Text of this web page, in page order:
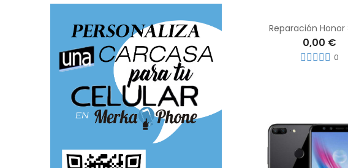
Reparación Honor
0,00 €
0